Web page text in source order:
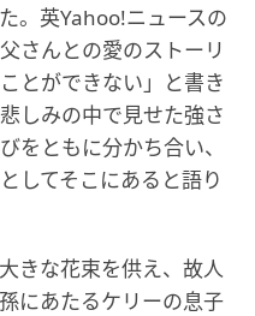
。英Yahoo!ニュースの
さんとの愛のストーリ
とができない」と書き
しみの中で見せた強さ
をともに分かち合い、
してそこにあると語り
きな花束を供え、故人
にあたるケリーの息子